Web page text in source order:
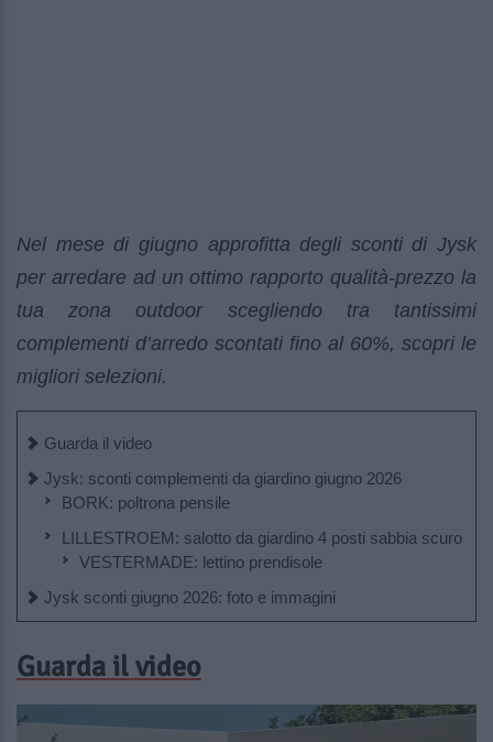
Nel mese di giugno approfitta degli sconti di Jysk
per arredare ad un ottimo rapporto qualità-prezzo la
tua zona outdoor scegliendo tra tantissimi
complementi d’arredo scontati fino al 60%, scopri le
migliori selezioni.
Guarda il video
Jysk: sconti complementi da giardino giugno 2026
BORK: poltrona pensile
LILLESTROEM: salotto da giardino 4 posti sabbia scuro
VESTERMADE: lettino prendisole
Jysk sconti giugno 2026: foto e immagini
Guarda il video